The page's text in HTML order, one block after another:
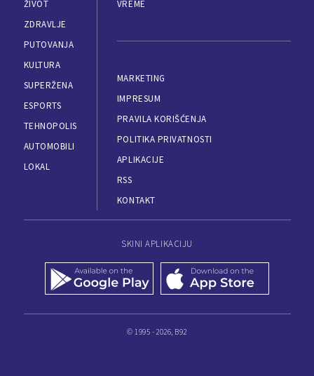
ŽIVOT
ZDRAVLJE
PUTOVANJA
KULTURA
SUPERŽENA
ESPORTS
TEHNOPOLIS
AUTOMOBILI
LOKAL
VREME
MARKETING
IMPRESUM
PRAVILA KORIŠĆENJA
POLITIKA PRIVATNOSTI
APLIKACIJE
RSS
KONTAKT
SKINI APLIKACIJU
© 1995 - 2026, B92